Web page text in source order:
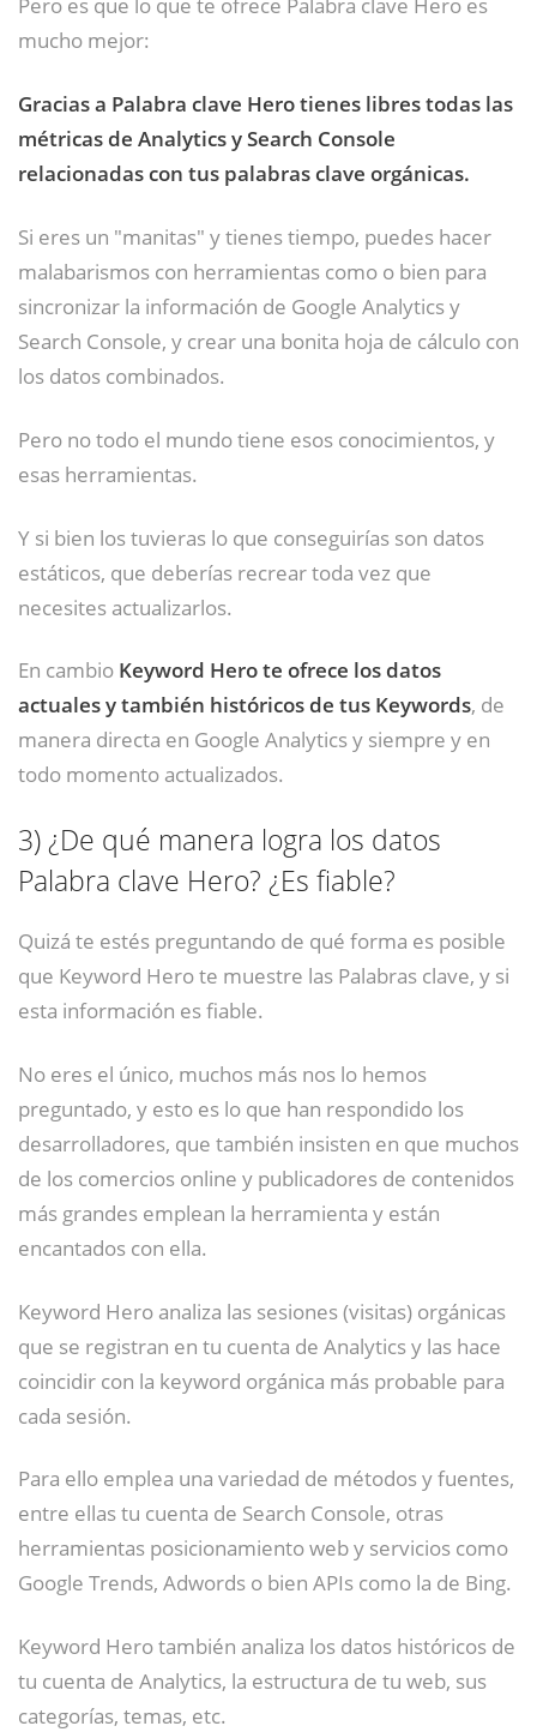
mucho mejor:
Gracias a Palabra clave Hero tienes libres todas las
métricas de Analytics y Search Console
relacionadas con tus palabras clave orgánicas.
Si eres un "manitas" y tienes tiempo, puedes hacer
malabarismos con herramientas como o bien para
sincronizar la información de Google Analytics y
Search Console, y crear una bonita hoja de cálculo con
los datos combinados.
Pero no todo el mundo tiene esos conocimientos, y
esas herramientas.
Y si bien los tuvieras lo que conseguirías son datos
estáticos, que deberías recrear toda vez que
necesites actualizarlos.
En cambio Keyword Hero te ofrece los datos
actuales y también históricos de tus Keywords, de
manera directa en Google Analytics y siempre y en
todo momento actualizados.
3)¿De qué manera logra los datos
Palabra clave Hero? ¿Es fiable?
Quizá te estés preguntando de qué forma es posible
que Keyword Hero te muestre las Palabras clave, y si
esta información es fiable.
No eres el único, muchos más nos lo hemos
preguntado, y esto es lo que han respondido los
desarrolladores, que también insisten en que muchos
de los comercios online y publicadores de contenidos
más grandes emplean la herramienta y están
encantados con ella.
Keyword Hero analiza las sesiones (visitas) orgánicas
que se registran en tu cuenta de Analytics y las hace
coincidir con la keyword orgánica más probable para
cada sesión.
Para ello emplea una variedad de métodos y fuentes,
entre ellas tu cuenta de Search Console, otras
herramientas posicionamiento web y servicios como
Google Trends, Adwords o bien APIs como la de Bing.
Keyword Hero también analiza los datos históricos de
tu cuenta de Analytics, la estructura de tu web, sus
categorías, temas, etc.